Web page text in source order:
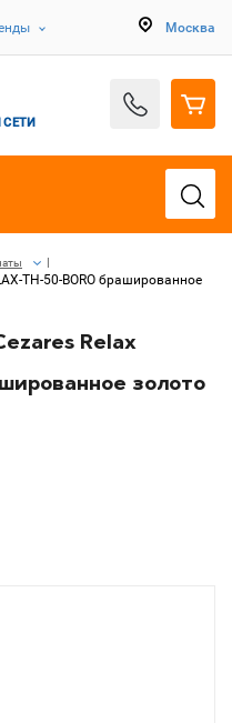
Москва
TH-50-BORO брашированное
Relax
золото